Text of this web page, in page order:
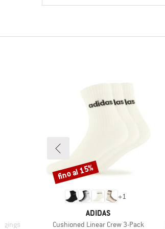
+1
MARCHIO
ADIDAS
Articolo
Cushioned Linear Crew 3-Pack
Sconto
fino al 15%